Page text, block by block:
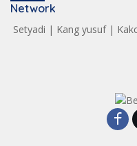
Network
Setyadi | Kang yusuf|